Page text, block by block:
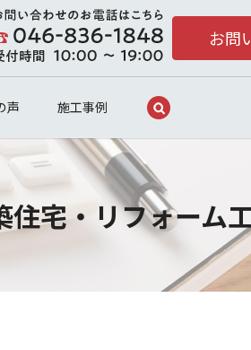
声 施工事例
お問
住宅・リフォーム